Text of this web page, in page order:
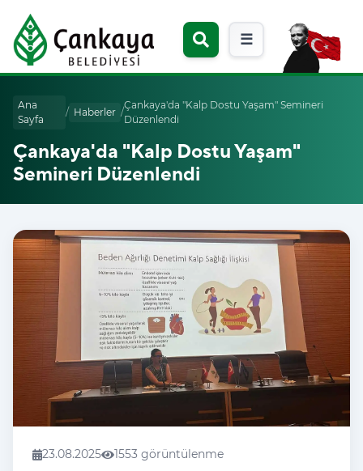
☰
Ana
Sayfa
/ Haberler /
Çankaya'da "Kalp Dostu Yaşam" Semineri
Düzenlendi
Çankaya'da "Kalp Dostu Yaşam"
Semineri Düzenlendi
23.08.2025 1553 görüntülenme